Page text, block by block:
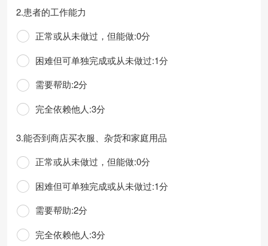
2.患者的工作能力
正常或从未做过，但能做:0分
困难但可单独完成或从未做过:1分
需要帮助:2分
完全依赖他人:3分
3.能否到商店买衣服、杂货和家庭用品
正常或从未做过，但能做:0分
困难但可单独完成或从未做过:1分
需要帮助:2分
完全依赖他人:3分